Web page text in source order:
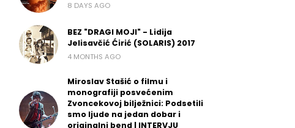
8 DAYS AGO
BEZ "DRAGI MOJI" - Lidija
Jelisavčić Ćirić (SOLARIS) 2017
4 MONTHS AGO
Miroslav Stašić o filmu i
monografiji posvećenim
Zvoncekovoj bilježnici: Podsetili
smo ljude na jedan dobar i
originalni bend | INTERVJU